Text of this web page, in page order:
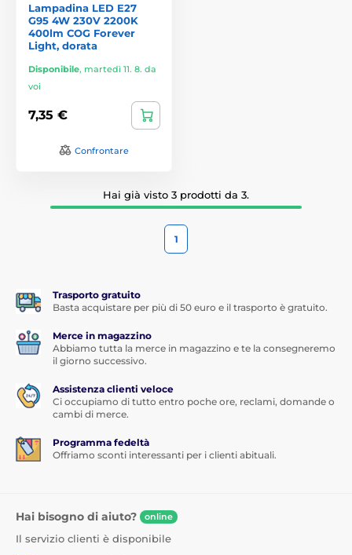
Lampadina LED E27
G95 4W 230V 2200K
400lm COG Forever
Light, dorata
Disponibile, martedì 11. 8. da
voi
7,35 €
Confrontare
Hai già visto 3 prodotti da 3.
1
Trasporto gratuito
Basta acquistare per più di 50 euro e il trasporto è gratuito.
Merce in magazzino
Abbiamo tutta la merce in magazzino e te la consegneremo
il giorno successivo.
Assistenza clienti veloce
Ci occupiamo di tutto entro poche ore, reclami, domande o
cambi di merce.
Programma fedeltà
Offriamo sconti interessanti per i clienti abituali.
Hai bisogno di aiuto? online
Il servizio clienti è disponibile